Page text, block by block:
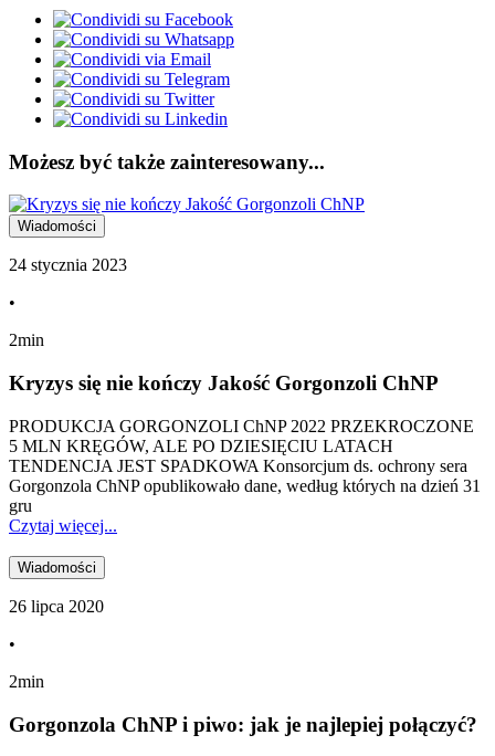
Możesz być także zainteresowany...
Wiadomości
24 stycznia 2023
•
2min
Kryzys się nie kończy Jakość Gorgonzoli ChNP
PRODUKCJA GORGONZOLI ChNP 2022 PRZEKROCZONE
5 MLN KRĘGÓW, ALE PO DZIESIĘCIU LATACH
TENDENCJA JEST SPADKOWA Konsorcjum ds. ochrony sera
Gorgonzola ChNP opublikowało dane, według których na dzień 31
gru
Czytaj więcej...
Wiadomości
26 lipca 2020
•
2min
Gorgonzola ChNP i piwo: jak je najlepiej połączyć?